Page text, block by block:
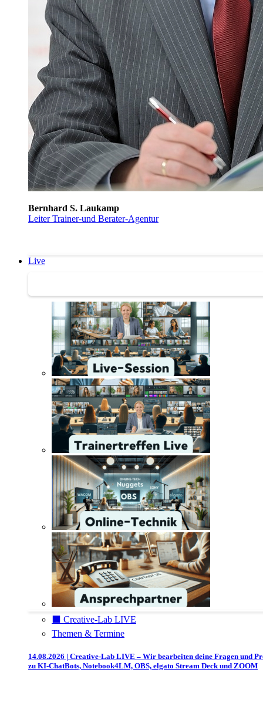
Bernhard S. Laukamp
Leiter Trainer-und Berater-Agentur
Live
⬛️ Creative-Lab LIVE
Themen & Termine
14.08.2026 | Creative-Lab LIVE – Wir bearbeiten deine Fragen und
zu KI-ChatBots, Notebook4LM, OBS, elgato Stream Deck und ZOOM